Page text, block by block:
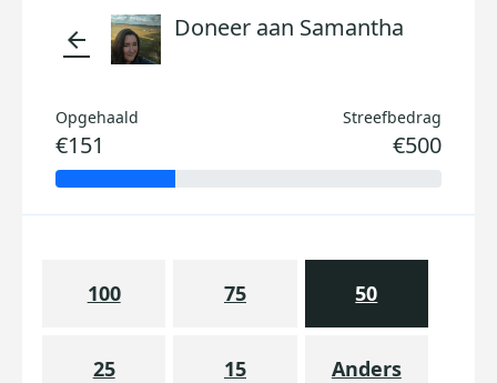
arrow_back Doneer aan Samantha
Opgehaald
€151
Streefbedrag
€500
100 75 50
25 15 Anders